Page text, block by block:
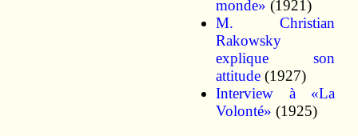
monde» (1921)
M. Christian
Rakowsky
explique son
attitude(1927)
Interview à «La
Volonté» (1925)